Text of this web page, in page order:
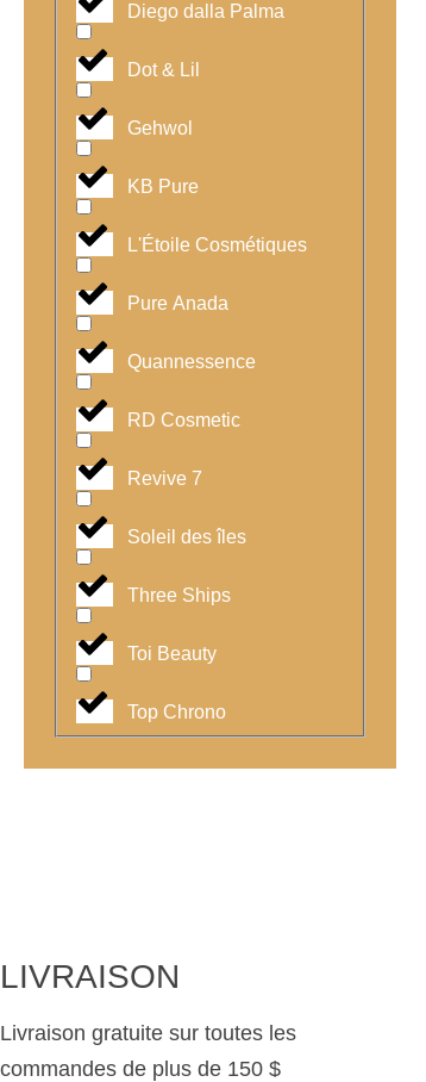
Diego dalla Palma
Dot & Lil
Gehwol
KB Pure
L'Étoile Cosmétiques
Pure Anada
Quannessence
RD Cosmetic
Revive 7
Soleil des îles
Three Ships
Toi Beauty
Top Chrono
LIVRAISON
Livraison gratuite sur toutes les
commandes de plus de 150 $